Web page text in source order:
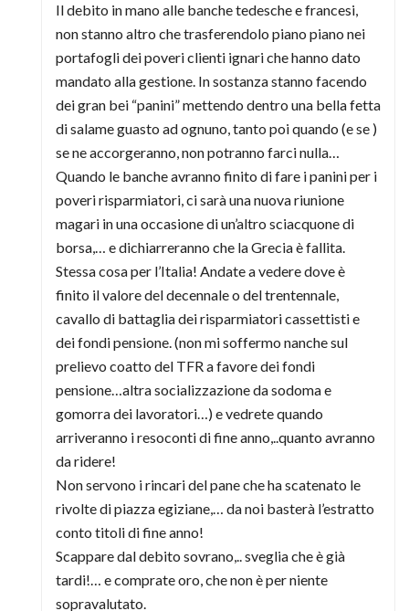
Il debito in mano alle banche tedesche e francesi,
non stanno altro che trasferendolo piano piano nei
portafogli dei poveri clienti ignari che hanno dato
mandato alla gestione. In sostanza stanno facendo
dei gran bei “panini” mettendo dentro una bella fetta
di salame guasto ad ognuno, tanto poi quando (e se )
se ne accorgeranno, non potranno farci nulla…
Quando le banche avranno finito di fare i panini per i
poveri risparmiatori, ci sarà una nuova riunione
magari in una occasione di un’altro sciacquone di
borsa,… e dichiarreranno che la Grecia è fallita.
Stessa cosa per l’Italia! Andate a vedere dove è
finito il valore del decennale o del trentennale,
cavallo di battaglia dei risparmiatori cassettisti e
dei fondi pensione. (non mi soffermo nanche sul
prelievo coatto del TFR a favore dei fondi
pensione…altra socializzazione da sodoma e
gomorra dei lavoratori…) e vedrete quando
arriveranno i resoconti di fine anno,..quanto avranno
da ridere!
Non servono i rincari del pane che ha scatenato le
rivolte di piazza egiziane,… da noi basterà l’estratto
conto titoli di fine anno!
Scappare dal debito sovrano,.. sveglia che è già
tardi!… e comprate oro, che non è per niente
sopravalutato.